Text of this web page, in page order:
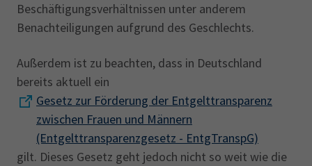
Beschäftigungsverhältnissen unter anderem
Benachteiligungen aufgrund des Geschlechts.
Außerdem ist zu beachten, dass in Deutschland
bereits aktuell ein
Gesetz zur Förderung der Entgelttransparenz
zwischen Frauen und Männern
(Entgelttransparenzgesetz - EntgTranspG)
gilt. Dieses Gesetz geht jedoch nicht so weit wie die